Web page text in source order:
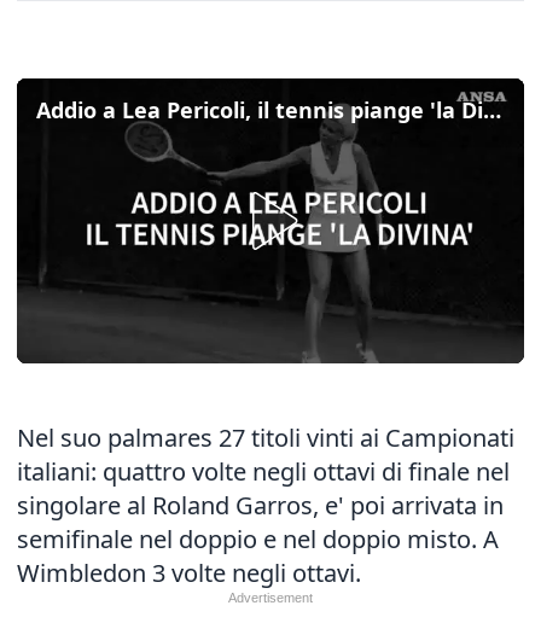
Addio a Lea Pericoli, il tennis piange 'la Divina'
Nel suo palmares 27 titoli vinti ai Campionati
italiani: quattro volte negli ottavi di finale nel
singolare al Roland Garros, e' poi arrivata in
semifinale nel doppio e nel doppio misto. A
Wimbledon 3 volte negli ottavi.